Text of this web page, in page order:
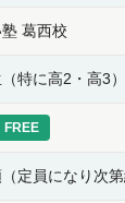
葛西校
特に高2・高3
FREE
定員になり次第